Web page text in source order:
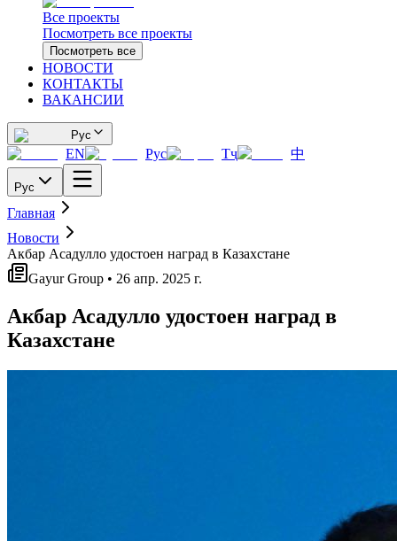
Все проекты
Посмотреть все проекты
Посмотреть все
НОВОСТИ
КОНТАКТЫ
ВАКАНСИИ
Рус
EN Рус Тҷ 中
Рус
Главная
Новости
Акбар Асадулло удостоен наград в Казахстане
Gayur Group • 26 апр. 2025 г.
Акбар Асадулло удостоен наград в
Казахстане